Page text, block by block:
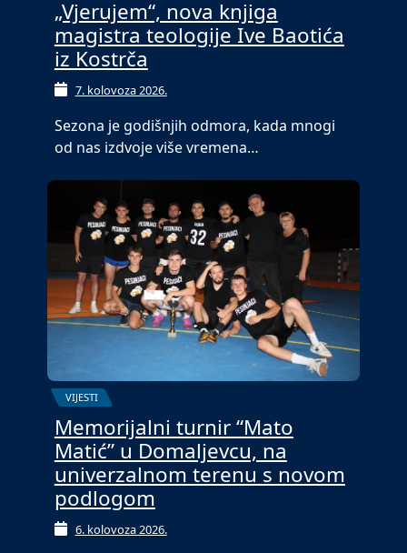
„Vjerujem“, nova knjiga
magistra teologije Ive Baotića
iz Kostrča
7. kolovoza 2026.
Sezona je godišnjih odmora, kada mnogi
od nas izdvoje više vremena…
VIJESTI
Memorijalni turnir “Mato
Matić” u Domaljevcu, na
univerzalnom terenu s novom
podlogom
6. kolovoza 2026.